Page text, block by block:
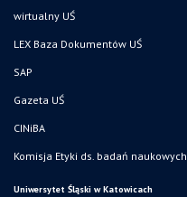
wirtualny UŚ
LEX Baza Dokumentów UŚ
SAP
Gazeta UŚ
CINiBA
Komisja Etyki ds. badań naukowych
Uniwersytet Śląski w Katowicach